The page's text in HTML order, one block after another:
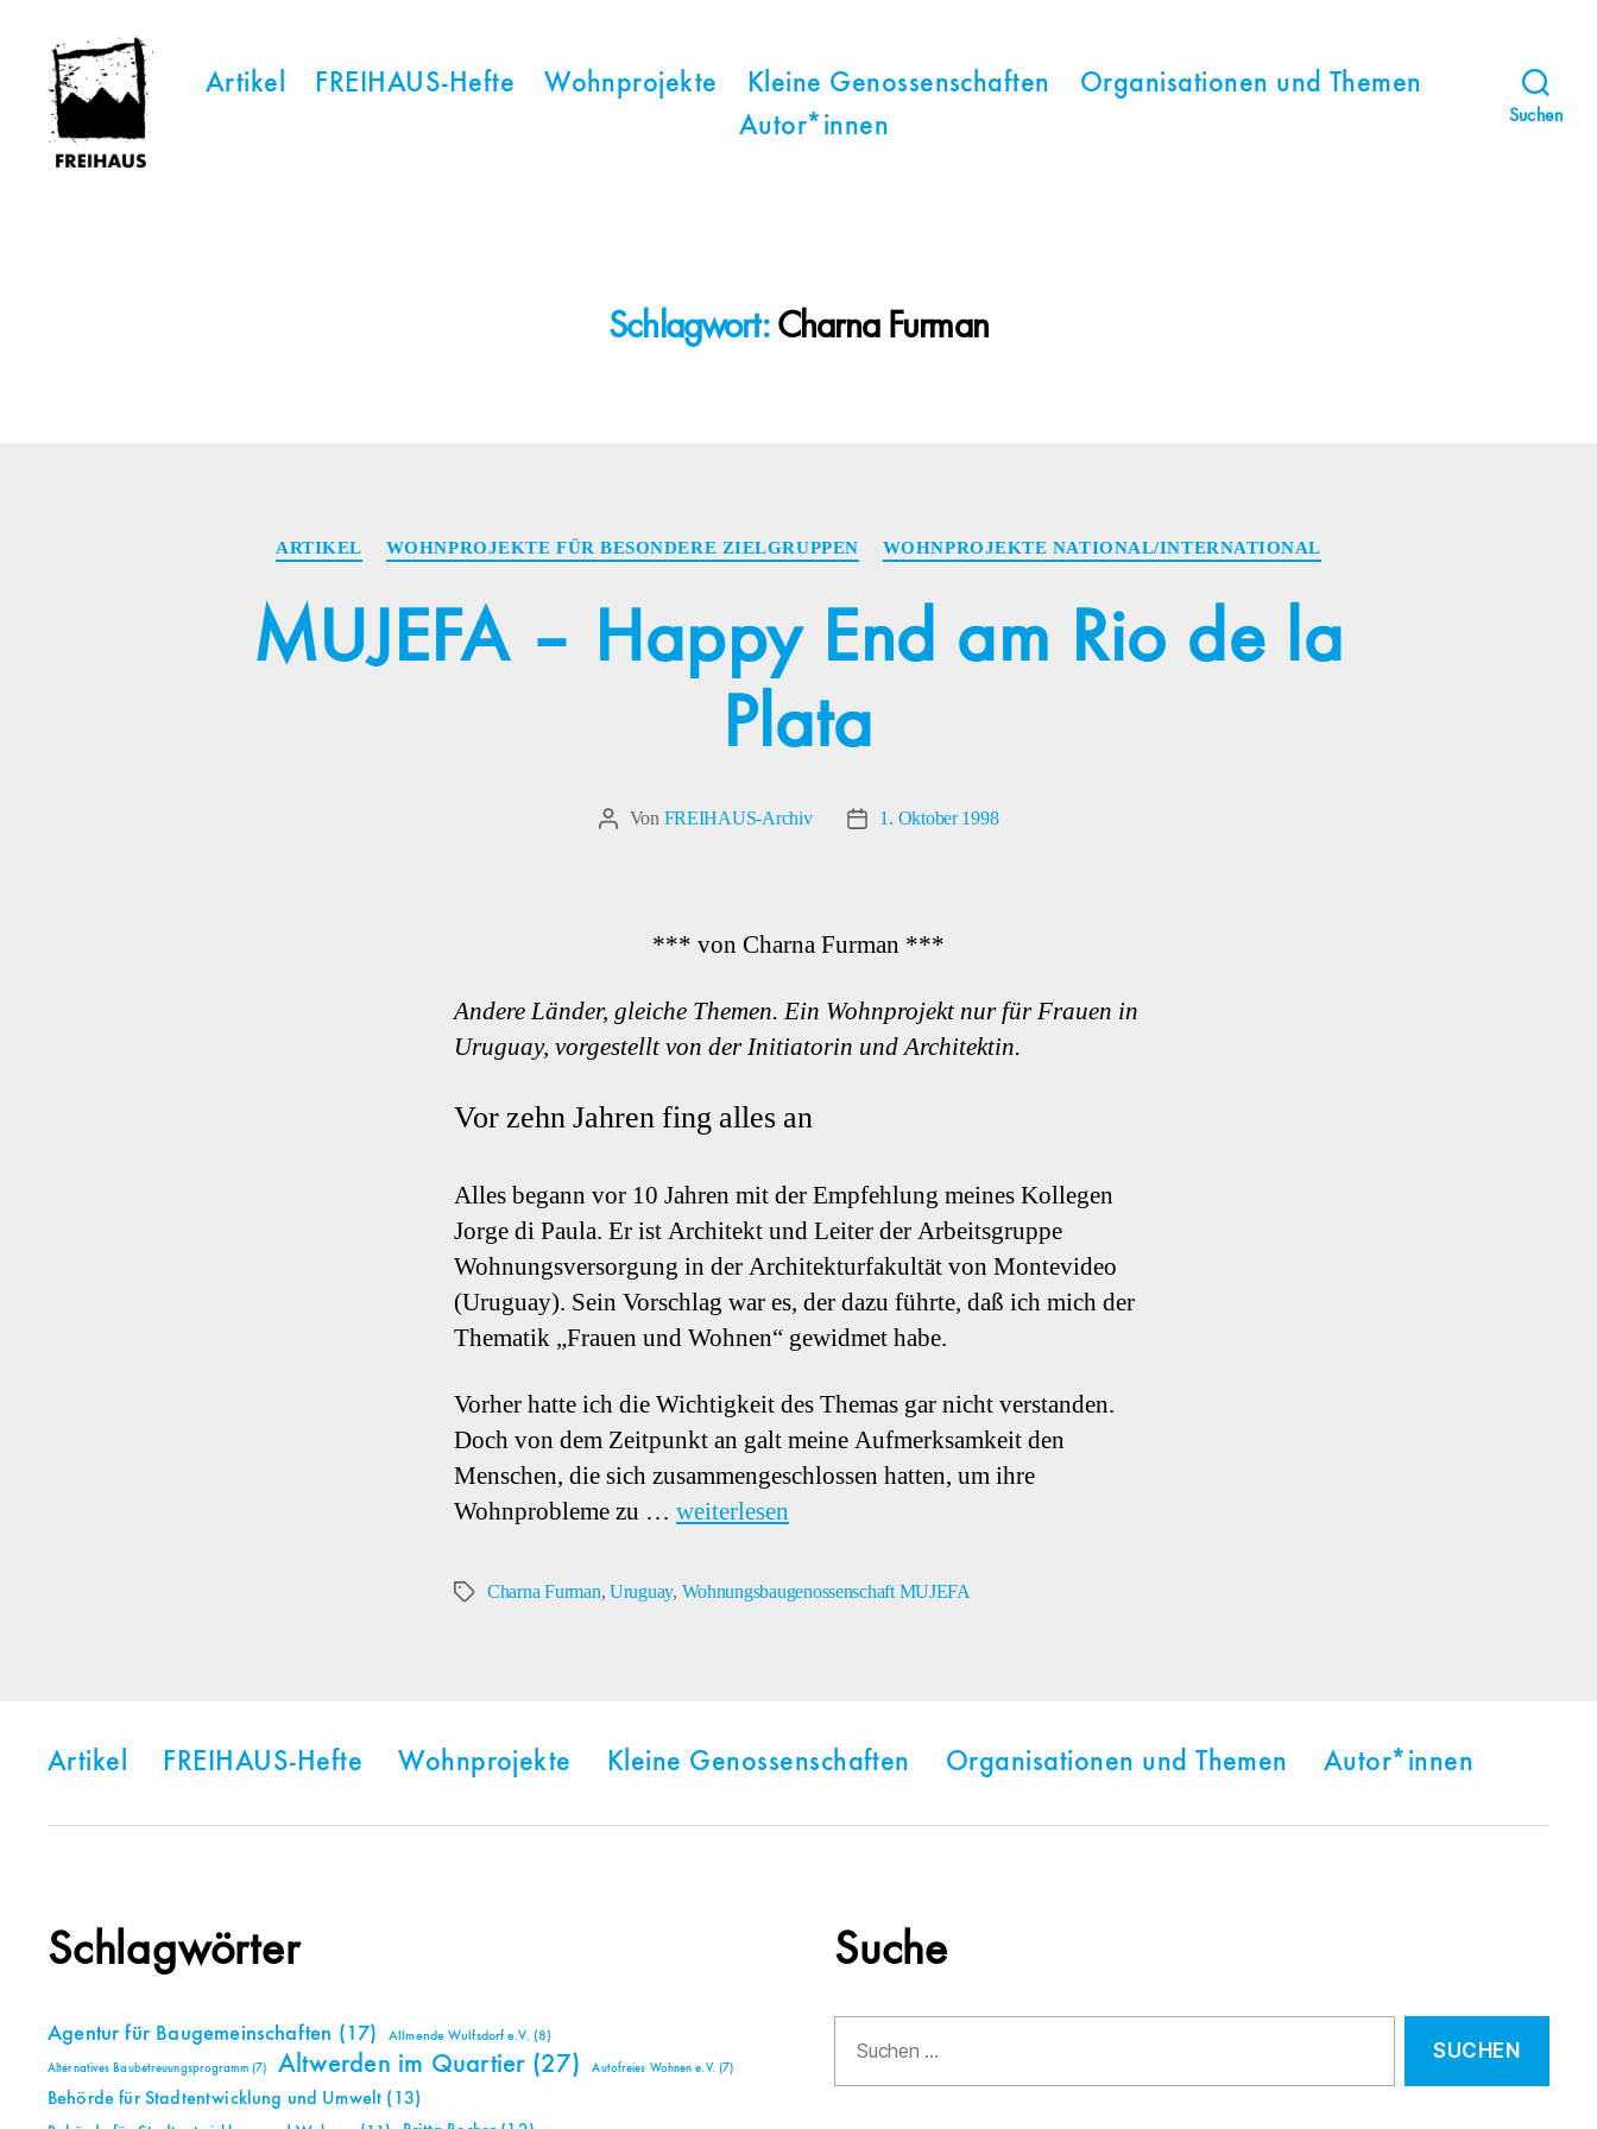
Artikel FREIHAUS-Hefte Wohnprojekte Kleine Genossenschaften
Organisationen und Themen
Autor*innen
Suchen
Schlagwort: Charna Furman
Kategorien
ARTIKEL WOHNPROJEKTE FÜR BESONDERE ZIELGRUPPEN WOHNPROJEKTE NATIONAL/INTERNATIONAL
MUJEFA – Happy End am Rio de la
Plata
Beitragsautor
Von FREIHAUS-Archiv Veröffentlichungsdatum
1. Oktober 1998
*** von Charna Furman ***
Andere Länder, gleiche Themen. Ein Wohnprojekt nur für Frauen in
Uruguay, vorgestellt von der Initiatorin und Architektin.
Vor zehn Jahren fing alles an
Alles begann vor 10 Jahren mit der Empfehlung meines Kollegen
Jorge di Paula. Er ist Architekt und Leiter der Arbeitsgruppe
Wohnungsversorgung in der Architekturfakultät von Montevideo
(Uruguay). Sein Vorschlag war es, der dazu führte, daß ich mich der
Thematik „Frauen und Wohnen“ gewidmet habe.
Vorher hatte ich die Wichtigkeit des Themas gar nicht verstanden.
Doch von dem Zeitpunkt an galt meine Aufmerksamkeit den
Menschen, die sich zusammengeschlossen hatten, um ihre
Wohnprobleme zu … weiterlesen
Schlagwörter
Charna Furman, Uruguay, Wohnungsbaugenossenschaft MUJEFA
Artikel FREIHAUS-Hefte Wohnprojekte Kleine Genossenschaften Organisationen und Themen Autor*innen
Schlagwörter
Agentur für Baugemeinschaften (17) Allmende Wulfsdorf e.V. (8)
Alternatives Baubetreuungsprogramm(7) Altwerden im Quartier(27) Autofreies Wohnen e.V. (7)
Behörde für Stadtentwicklung und Umwelt (13)
Suche
nach: